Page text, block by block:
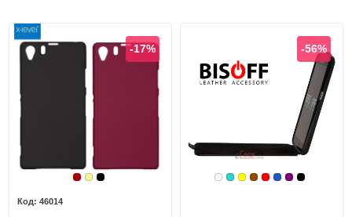
Бордовый
Золотой
Черный
-17%
46014
Белый
Бирюзовый
Желтый
Коричневый
Красный
Синий,Черный
-56%